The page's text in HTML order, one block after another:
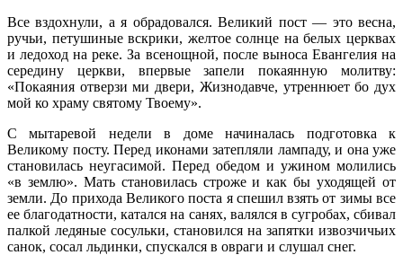
Все вздохнули, а я обрадовался. Великий пост — это весна,
ручьи, петушиные вскрики, желтое солнце на белых церквах
и ледоход на реке. За всенощной, после выноса Евангелия на
середину церкви, впервые запели покаянную молитву:
«Покаяния отверзи ми двери, Жизнодавче, утреннюет бо дух
мой ко храму святому Твоему».
С мытаревой недели в доме начиналась подготовка к
Великому посту. Перед иконами затепляли лампаду, и она уже
становилась неугасимой. Перед обедом и ужином молились
«в землю». Мать становилась строже и как бы уходящей от
земли. До прихода Великого поста я спешил взять от зимы все
ее благодатности, катался на санях, валялся в сугробах, сбивал
палкой ледяные сосульки, становился на запятки извозчичьих
санок, сосал льдинки, спускался в овраги и слушал снег.